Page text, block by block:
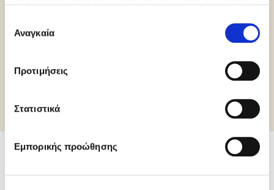
των υπηρεσιών τους.
συγκατάθεσης
Αναγκαία
Προτιμήσεις
Στατιστικά
Εμπορικής προώθησης
Gluten Free
Σχετικά προϊόντα